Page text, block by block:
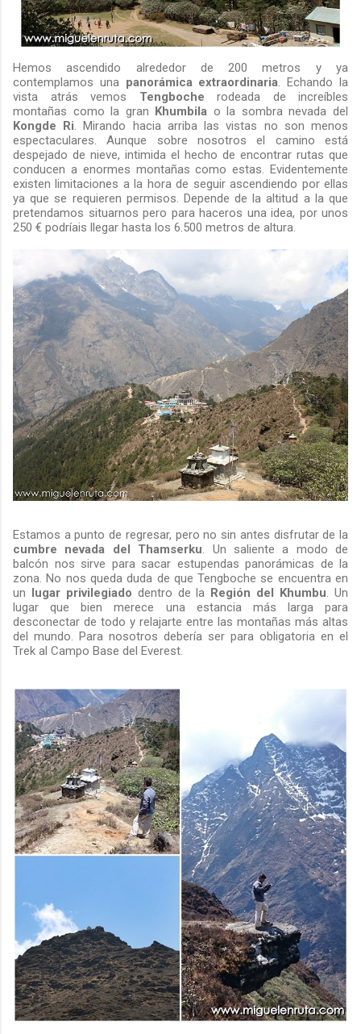
Hemos ascendido alrededor de 200 metros y ya
contemplamos una panorámica extraordinaria. Echando la
vista atrás vemos Tengboche rodeada de increíbles
montañas como la gran Khumbila o la sombra nevada del
Kongde Ri. Mirando hacia arriba las vistas no son menos
espectaculares. Aunque sobre nosotros el camino está
despejado de nieve, intimida el hecho de encontrar rutas que
conducen a enormes montañas como estas. Evidentemente
existen limitaciones a la hora de seguir ascendiendo por ellas
ya que se requieren permisos. Depende de la altitud a la que
pretendamos situarnos pero para haceros una idea, por unos
250 € podríais llegar hasta los 6.500 metros de altura.
Estamos a punto de regresar, pero no sin antes disfrutar de la
cumbre nevada del Thamserku. Un saliente a modo de
balcón nos sirve para sacar estupendas panorámicas de la
zona. No nos queda duda de que Tengboche se encuentra en
un lugar privilegiado dentro de la Región del Khumbu. Un
lugar que bien merece una estancia más larga para
desconectar de todo y relajarte entre las montañas más altas
del mundo. Para nosotros debería ser para obligatoria en el
Trek al Campo Base del Everest.